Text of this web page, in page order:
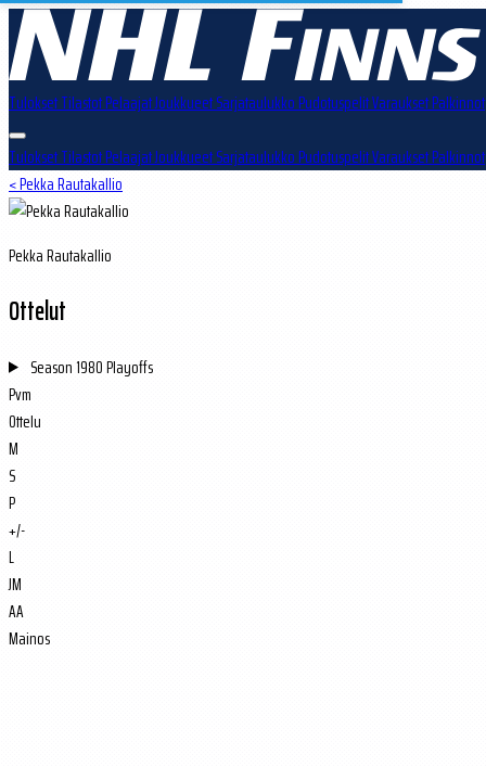
TuloksetTilastotPelaajatJoukkueetSarjataulukkoPudotuspelitVarauksetPalkinnot
TuloksetTilastotPelaajatJoukkueetSarjataulukkoPudotuspelitVarauksetPalkinnot
< Pekka Rautakallio
Pekka Rautakallio
Ottelut
Season1980 Playoffs
Pvm
Ottelu
M
S
P
+/-
L
JM
AA
Mainos